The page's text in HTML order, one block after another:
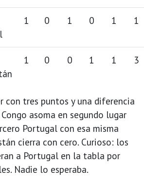
1 0 1 0 1 1
1 0 0 1 1 3
con tres puntos y una diferencia
asoma en segundo lugar
Portugal con esa misma
cierra con cero. Curioso: los
a Portugal en la tabla por
Nadie lo esperaba.